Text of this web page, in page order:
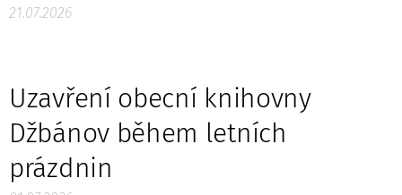
21.07.2026
Uzavření obecní knihovny
Džbánov během letních
prázdnin